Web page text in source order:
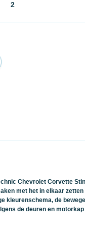
2
Chevrolet Corvette
met het in elkaar zetten
kleurenschema, de
de deuren en